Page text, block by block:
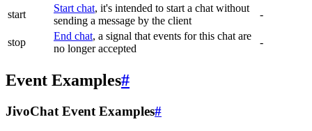
start
Start chat, it's intended to start a chat without
sending a message by the client
-
stop
End chat, a signal that events for this chat are
no longer accepted
-
Event Examples#
JivoChat Event Examples#